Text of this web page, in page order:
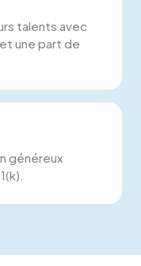
talents avec
une part de
généreux